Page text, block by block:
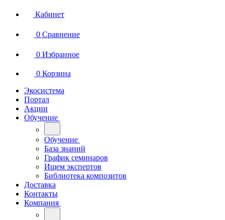
Кабинет
0 Сравнение
0 Избранное
0 Корзина
Экосистема
Портал
Акции
Обучение
Обучение
База знаний
График семинаров
Ищем экспертов
Библиотека композитов
Доставка
Контакты
Компания